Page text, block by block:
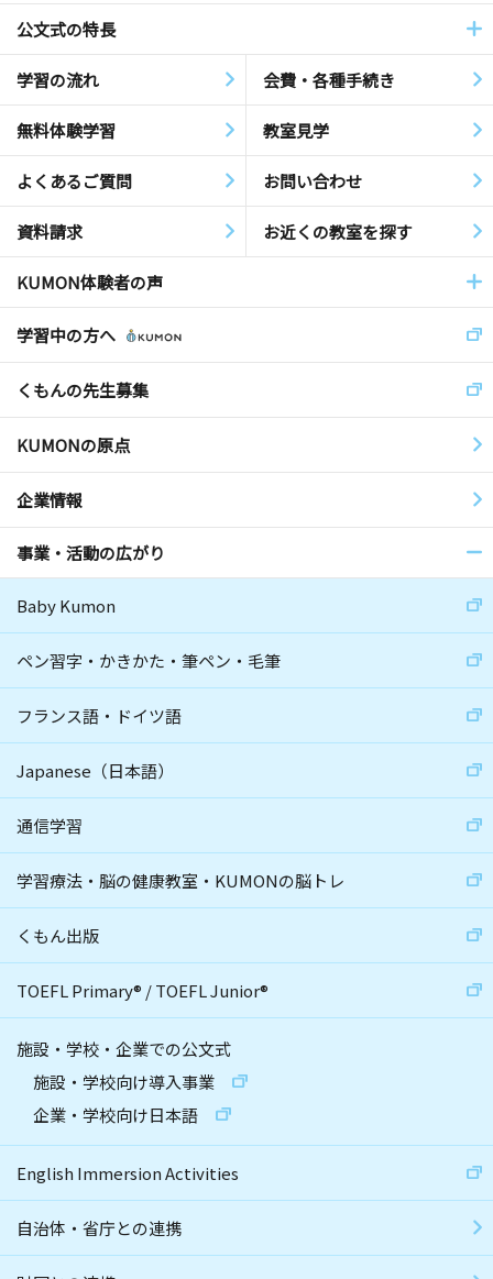
公文式の特長
学習の流れ 会費・各種手続き
無料体験学習 教室見学
よくあるご質問 お問い合わせ
資料請求 お近くの教室を探す
KUMON体験者の声
学習中の方へ
くもんの先生募集
KUMONの原点
企業情報
事業・活動の広がり
Baby Kumon
ペン習字・かきかた・筆ペン・毛筆
フランス語・ドイツ語
Japanese（日本語）
通信学習
学習療法・脳の健康教室・KUMONの脳トレ
くもん出版
TOEFL Primary® /TOEFL Junior®
施設・学校・企業での公文式
施設・学校向け導入事業
企業・学校向け日本語
English Immersion Activities
自治体・省庁との連携